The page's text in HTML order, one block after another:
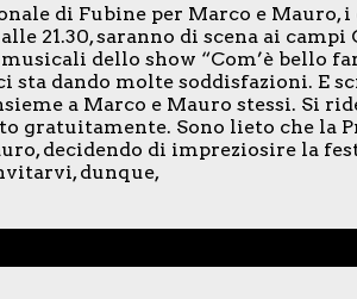
di Fubine per Marco e Mauro,
21.30, saranno di scena ai
dello show “Com’è bello
sta dando molte soddisfazioni. E
a Marco e Mauro stessi. Si
gratuitamente. Sono lieto che la
decidendo di impreziosire la
dunque,